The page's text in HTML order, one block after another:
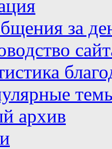
за
архив